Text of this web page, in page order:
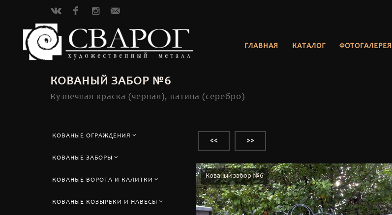
VK FacebookInstagraminfo@svarog-
klin.ru
ГЛАВНАЯ КАТАЛОГ ФОТОГАЛЕРЕЯ
КОВАНЫЙ ЗАБОР №6
Кузнечная краска (черная), патина (серебро)
<< >>
Кованый забор №6
КОВАНЫЕ ОГРАЖДЕНИЯ
КОВАНЫЕ ЗАБОРЫ
КОВАНЫЕ ВОРОТА И КАЛИТКИ
КОВАНЫЕ КОЗЫРЬКИ И НАВЕСЫ